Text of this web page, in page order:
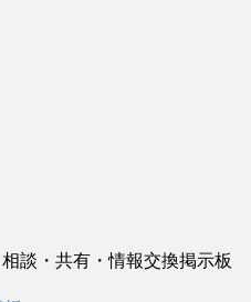
談・共有・情報交換掲示板